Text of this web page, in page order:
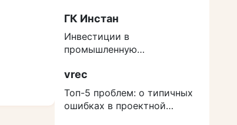
ГК Инстан
Инвестиции в
промышленную
защититься от роста
расходов на строительство
vrec
Топ-5 проблем: о типичных
ошибках в проектной